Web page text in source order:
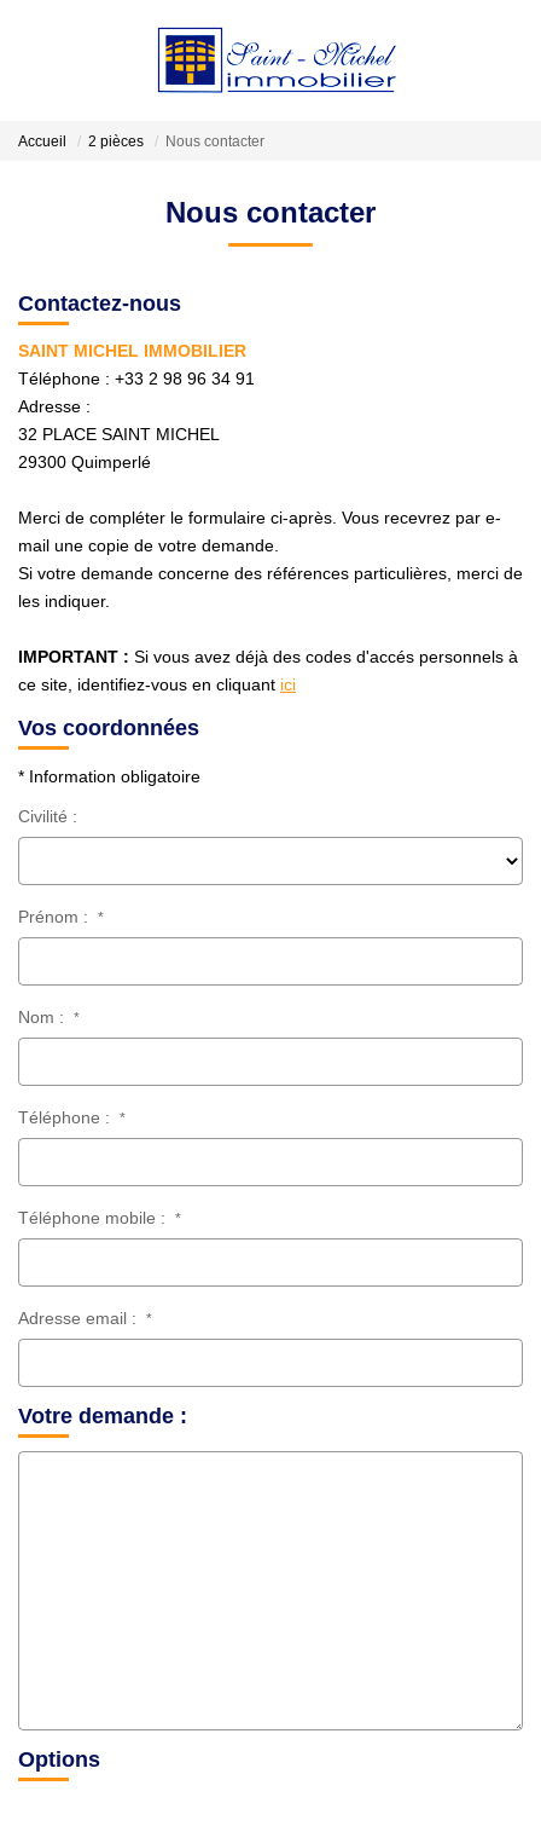
GESTION
Nos Actualités
Avis Clients
Accueil 2 pièces Nous contacter
Nous contacter
Contactez-nous
SAINT MICHEL IMMOBILIER
Téléphone : +33 2 98 96 34 91
Adresse :
32 PLACE SAINT MICHEL
29300 Quimperlé
Merci de compléter le formulaire ci-après. Vous recevrez par e-
mail une copie de votre demande.
Si votre demande concerne des références particulières, merci de
les indiquer.
IMPORTANT : Si vous avez déjà des codes d'accés personnels à
ce site, identifiez-vous en cliquant ici
Vos coordonnées
* Information obligatoire
Civilité :
Prénom : *
Nom : *
Téléphone : *
Téléphone mobile : *
Adresse email : *
Votre demande :
Options